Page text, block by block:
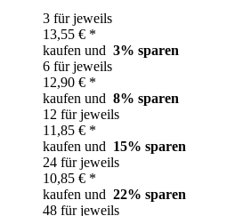
3 für jeweils
13,55 € *
kaufen und 3% sparen
6 für jeweils
12,90 € *
kaufen und 8% sparen
12 für jeweils
11,85 € *
kaufen und 15% sparen
24 für jeweils
10,85 € *
kaufen und 22% sparen
48 für jeweils